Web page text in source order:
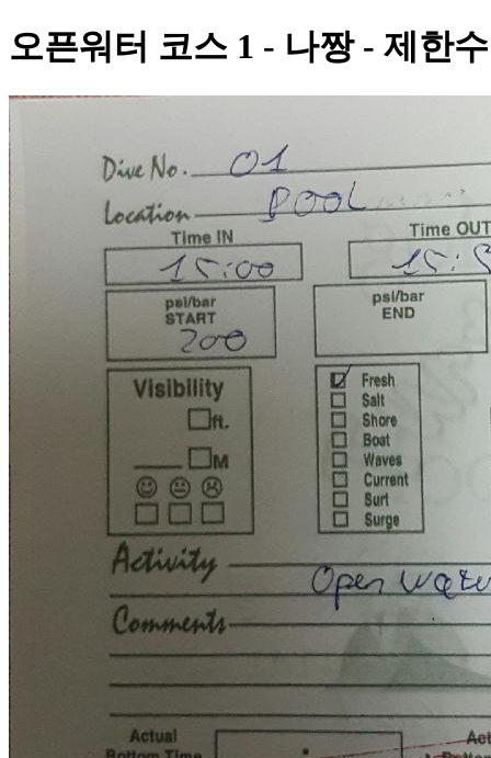
오픈워터 코스 1 - 나짱 - 제한